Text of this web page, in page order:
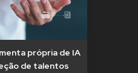
própria de IA
de talentos